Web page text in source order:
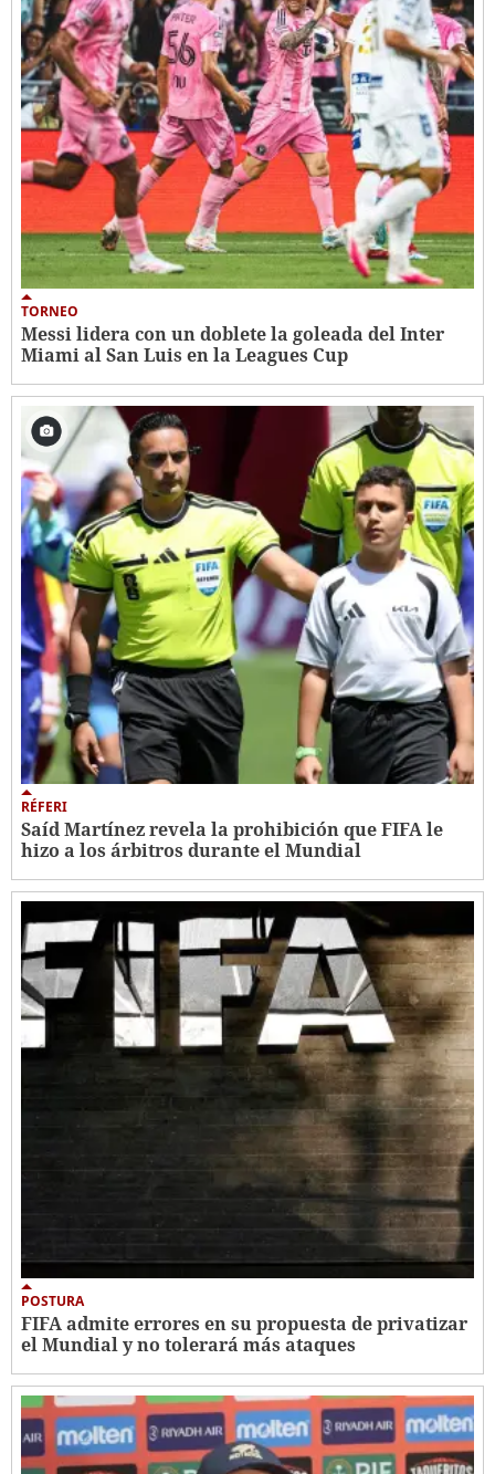
TORNEO
Messi lidera con un doblete la goleada del Inter
Miami al San Luis en la Leagues Cup
RÉFERI
Saíd Martínez revela la prohibición que FIFA le
hizo a los árbitros durante el Mundial
POSTURA
FIFA admite errores en su propuesta de privatizar
el Mundial y no tolerará más ataques